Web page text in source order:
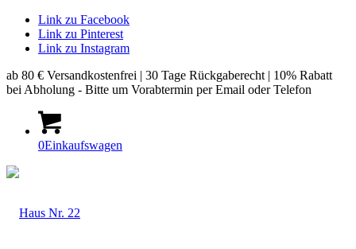
Link zu Facebook
Link zu Pinterest
Link zu Instagram
ab 80 € Versandkostenfrei | 30 Tage Rückgaberecht | 10% Rabatt
bei Abholung - Bitte um Vorabtermin per Email oder Telefon
0Einkaufswagen